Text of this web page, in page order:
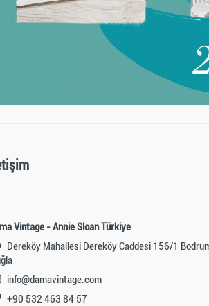
Vintage - Annie Sloan Türkiye
Dereköy Mahallesi Dereköy Caddesi 156/1
info@damavintage.com
+90 532 463 84 57